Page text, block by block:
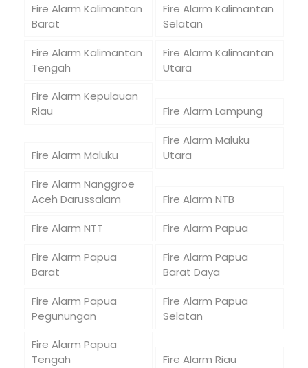
Fire Alarm Kalimantan
Barat
Fire Alarm Kalimantan
Selatan
Fire Alarm Kalimantan
Tengah
Fire Alarm Kalimantan
Utara
Fire Alarm Kepulauan
Riau
Fire Alarm Lampung
Fire Alarm Maluku
Fire Alarm Maluku
Utara
Fire Alarm Nanggroe
Aceh Darussalam
Fire Alarm NTB
Fire Alarm NTT
Fire Alarm Papua
Fire Alarm Papua
Barat
Fire Alarm Papua
Barat Daya
Fire Alarm Papua
Pegunungan
Fire Alarm Papua
Selatan
Fire Alarm Papua
Tengah
Fire Alarm Riau